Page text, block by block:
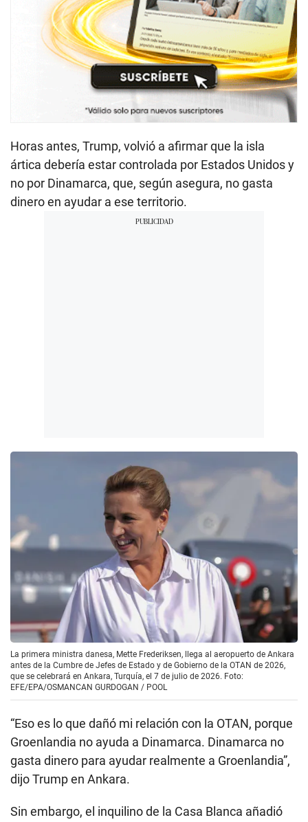
Horas antes, Trump, volvió a afirmar que la isla
ártica debería estar controlada por Estados Unidos y
no por Dinamarca, que, según asegura, no gasta
dinero en ayudar a ese territorio.
La primera ministra danesa, Mette Frederiksen, llega al aeropuerto de Ankara
antes de la Cumbre de Jefes de Estado y de Gobierno de la OTAN de 2026,
que se celebrará en Ankara, Turquía, el 7 de julio de 2026. Foto:
EFE/EPA/OSMANCAN GURDOGAN / POOL
“Eso es lo que dañó mi relación con la OTAN, porque
Groenlandia no ayuda a Dinamarca. Dinamarca no
gasta dinero para ayudar realmente a Groenlandia”,
dijo Trump en Ankara.
Sin embargo, el inquilino de la Casa Blanca añadió